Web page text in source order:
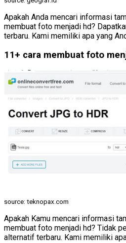
Apakah Anda mencari informasi
membuat foto menjadi hd?
terbaru. Kami memiliki apa yang
11+ cara membuat foto
source: teknopax.com
Apakah Kamu mencari informasi
membuat foto menjadi hd? Tidak
alternatif terbaru. Kami memiliki